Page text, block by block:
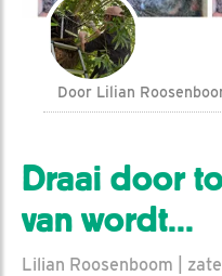
Door Lilian
Draai door
van wordt...
Lilian Roosenboom |